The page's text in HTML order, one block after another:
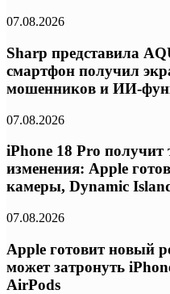
07.08.2026
Sharp представила
смартфон получил
мошенников и ИИ-
07.08.2026
iPhone 18 Pro
изменения: Apple
камеры, Dynamic
07.08.2026
Apple готовит новый
может затронуть
AirPods